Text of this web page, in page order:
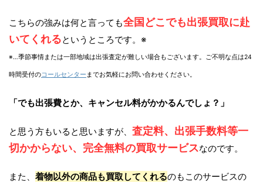
こちらの強みは何と言っても全国どこでも出張買取に赴
いてくれるというところです。※
※…季節事情または一部地域は出張査定が難しい場合もございます。ご不明な点は24
時間受付のコールセンター までお気軽にお問い合わせください。
「でも出張費とか、キャンセル料がかかるんでしょ？」
と思う方もいると思いますが、 査定料、出張手数料等一
切かからない、完全無料の買取サービスなのです。
また、 着物以外の商品も買取してくれるのもこのサービスの